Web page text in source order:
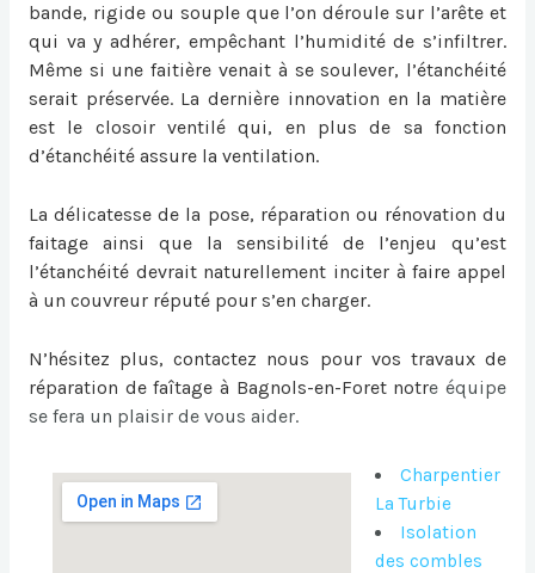
bande, rigide ou souple que l’on déroule sur l’arête et
qui va y adhérer, empêchant l’humidité de s’infiltrer.
Même si une faitière venait à se soulever, l’étanchéité
serait préservée. La dernière innovation en la matière
est le closoir ventilé qui, en plus de sa fonction
d’étanchéité assure la ventilation.
La délicatesse de la pose, réparation ou rénovation du
faitage ainsi que la sensibilité de l’enjeu qu’est
l’étanchéité devrait naturellement inciter à faire appel
à un couvreur réputé pour s’en charger.
N’hésitez plus, contactez nous pour vos travaux de
réparation de faîtage à Bagnols-en-Foret notre équipe
se fera un plaisir de vous aider.
Charpentier
La Turbie
Isolation
des combles